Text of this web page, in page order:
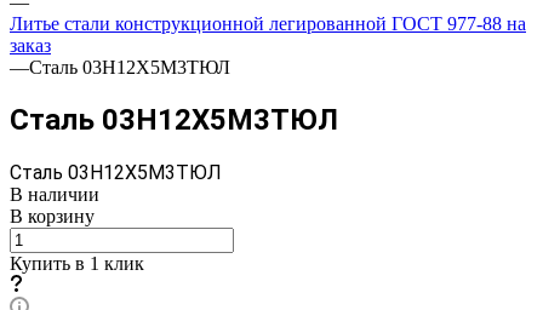
Литье стали конструкционной легированной ГОСТ 977-88 на
заказ
—Сталь 03Н12Х5М3ТЮЛ
Сталь 03Н12Х5М3ТЮЛ
Сталь 03Н12Х5М3ТЮЛ
В наличии
В корзину
Купить в 1 клик